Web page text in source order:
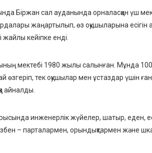
Бiржан сал ауданында орналасқан үш
жаңартылып, өз оқушыларына есігін
кейіпке енді.
мектебі 1980 жылы салынған. Мұнда
өзгеріп, тек оқушылар мен ұстаздар үшін
айналды.
инженерлік жүйелер, шатыр, еден,
– парталармен, орындықтармен және